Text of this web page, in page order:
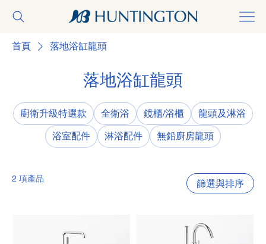
首頁 落地浴缸龍頭
落地浴缸龍頭
廚衛升級特選款 全衛浴 鏡櫃/浴櫃
龍頭及淋浴
浴室配件
淋浴配件 無鉛廚房龍頭
2 項產品 篩選與排序